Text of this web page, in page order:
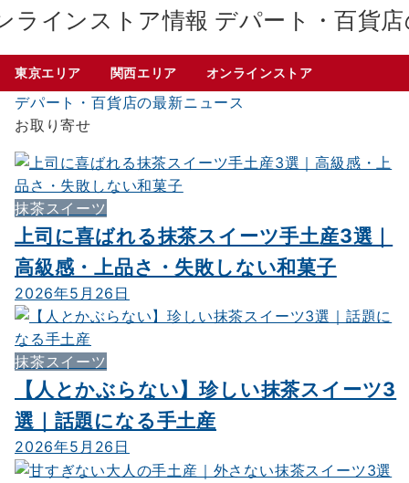
デパート・百貨
東京エリア 関西エリア オンラインストア
デパート・百貨店の最新ニュース
お取り寄せ
抹茶スイーツ
上司に喜ばれる抹茶スイーツ手土産3選｜
高級感・上品さ・失敗しない和菓子
2026年5月26日
抹茶スイーツ
【人とかぶらない】珍しい抹茶スイーツ3
選｜話題になる手土産
2026年5月26日